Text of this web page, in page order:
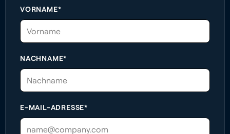
VORNAME*
NACHNAME*
E-MAIL-ADRESSE*